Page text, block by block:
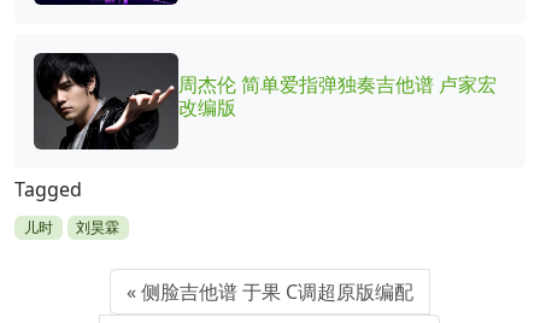
周杰伦 简单爱指弹独奏吉他谱 卢家宏
改编版
Tagged
儿时 刘昊霖
侧脸吉他谱 于果 C调超原版编配